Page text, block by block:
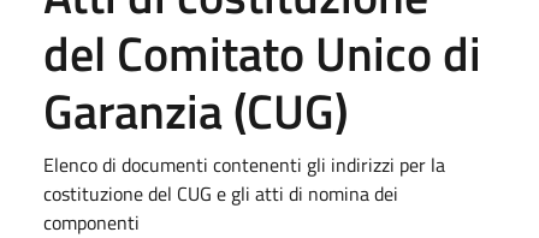
del Comitato Unico di
Garanzia (CUG)
Elenco di documenti contenenti gli indirizzi per la
costituzione del CUG e gli atti di nomina dei
componenti